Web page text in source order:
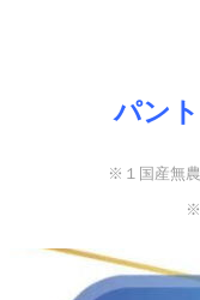
パン
※１国産無
※